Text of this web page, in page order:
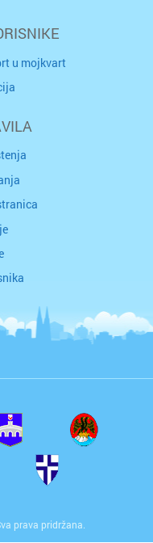
u mojkvart
prava pridržana.